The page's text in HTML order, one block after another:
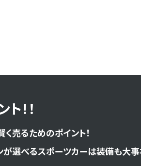
！！
売るためのポイント！
が選べるスポーツカーは装備も大